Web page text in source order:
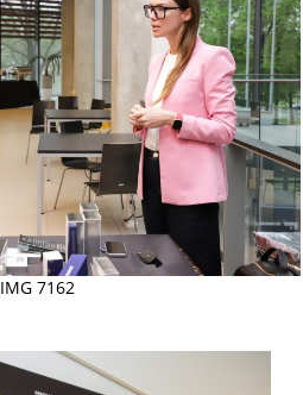
IMG 7162